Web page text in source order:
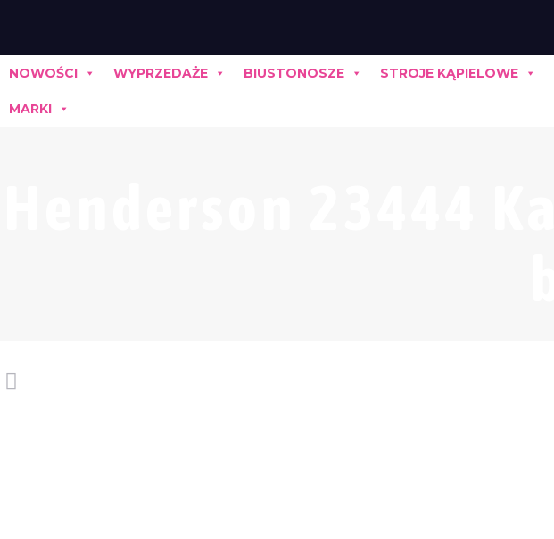
NOWOŚCI WYPRZEDAŻE BIUSTONOSZE STROJE KĄPIELOWE
MARKI